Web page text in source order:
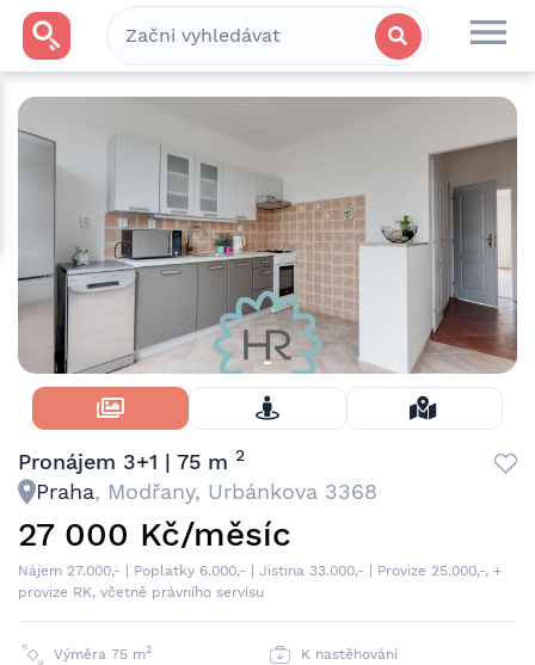
Skrýt Fotky
Pronájem 3+1 | 75 m 2
Praha, Modřany, Urbánkova 3368
27 000 Kč/měsíc
Nájem 27.000,- | Poplatky 6.000,- | Jistina 33.000,- | Provize 25.000,-, +
provize RK, včetně právního servisu
Výměra 75 m2
K nastěhování